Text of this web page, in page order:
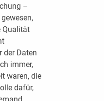
–
Qualität
der Daten
immer,
waren, die
dafür,